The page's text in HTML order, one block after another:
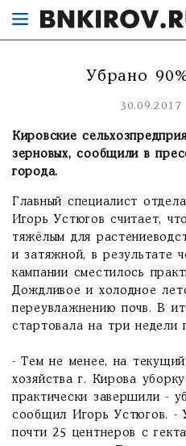
Убрано
30.09.2017
Кировские
зерновых, сообщили в
города.
Главный специалист
Игорь Устюгов считает,
тяжёлым для
и затяжной, в результате
кампании сместилось
Дождливое и холодное
переувлажнению почв. В
стартовала на три недели
- Тем не менее, на
хозяйства г. Кирова
практически завершили -
сообщил Игорь Устюгов. -
почти 25 центнеров с